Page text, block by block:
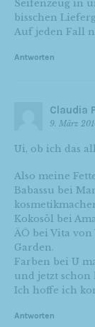
Seifenzeug in
bisschen
Auf jeden Fall
Antworten
Claudia
9. März
Ui, ob ich das
Also meine
Babassu bei
Kokosöl bei
ÄÖ bei Vita
Garden.
Farben bei U
und jetzt schon
Ich hoffe ich
Antworten